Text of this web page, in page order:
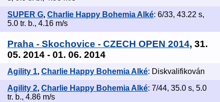
SUPER G, Charlie Happy Bohemia Alké: 6/33, 43.22 s,
5.0 tr. b., 4.16 m/s
Praha - Skochovice - CZECH OPEN 2014, 31.
05. 2014 - 01. 06. 2014
Agility 1, Charlie Happy Bohemia Alké: Diskvalifikován
Agility 2, Charlie Happy Bohemia Alké: 7/44, 35.0 s, 5.0
tr. b., 4.86 m/s